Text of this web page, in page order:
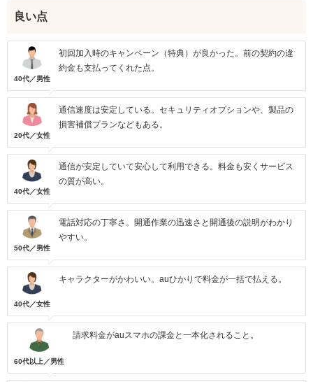
良い点
40代／男性
初回加入時のキャンペーン（特典）が良かった。前の契約の違
約金も支払ってくれた点。
20代／女性
通信速度は安定している。セキュリティオプションや、製品の
損害補償プランなどもある。
40代／女性
通信が安定していて安心して利用できる。料金も安くサービス
の質が高い。
50代／男性
電話対応の丁寧さ。開通作業の迅速さと開通後の説明がわかり
やすい。
40代／女性
キャラクターがかわいい。auひかりで料金が一括で払える。
60代以上／男性
請求料金がauスマホの課金と一本化されること。